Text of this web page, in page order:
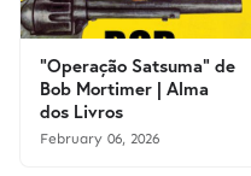
"Operação Satsuma" de
Bob Mortimer | Alma
dos Livros
February 06, 2026